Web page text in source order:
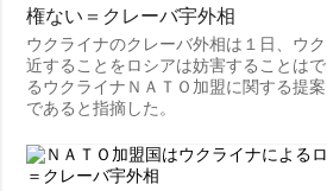
権ない＝クレーバ宇外相
ウクライナのクレーバ外相は１日、ウ
近することをロシアは妨害することは
るウクライナＮＡＴＯ加盟に関する提
であると指摘した。